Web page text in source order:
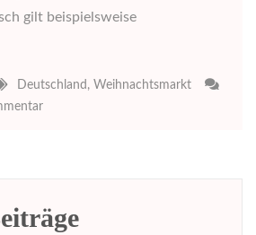
gilt beispielsweise
Deutschland , Weihnachtsmarkt
zu